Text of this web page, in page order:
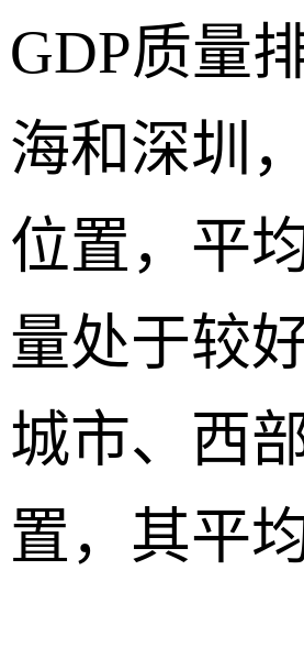
GDP质量
海和深圳
位置，平
量处于较
城市、西
置，其平